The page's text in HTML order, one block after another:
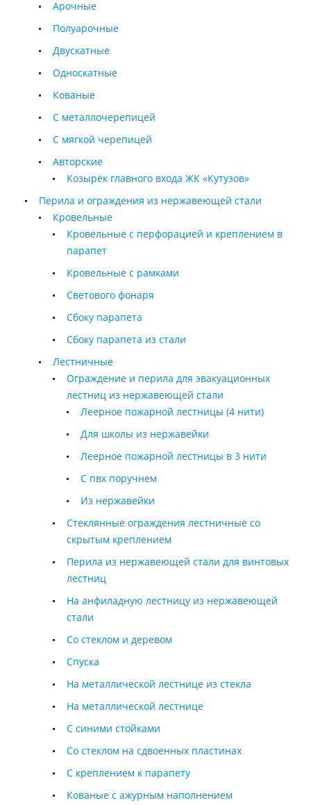
Арочные
Полуарочные
Двускатные
Односкатные
Кованые
С металлочерепицей
С мягкой черепицей
Авторские
Козырёк главного входа ЖК «Кутузов»
Перила и ограждения из нержавеющей стали
Кровельные
Кровельные с перфорацией и креплением в
парапет
Кровельные с рамками
Светового фонаря
Сбоку парапета
Сбоку парапета из стали
Лестничные
Ограждение и перила для эвакуационных
лестниц из нержавеющей стали
Леерное пожарной лестницы (4 нити)
Для школы из нержавейки
Леерное пожарной лестницы в 3 нити
С пвх поручнем
Из нержавейки
Стеклянные ограждения лестничные со
скрытым креплением
Перила из нержавеющей стали для винтовых
лестниц
На анфиладную лестницу из нержавеющей
стали
Со стеклом и деревом
Спуска
На металлической лестнице из стекла
На металлической лестнице
С синими стойками
Со стеклом на сдвоенных пластинах
С креплением к парапету
Кованые с ажурным наполнением